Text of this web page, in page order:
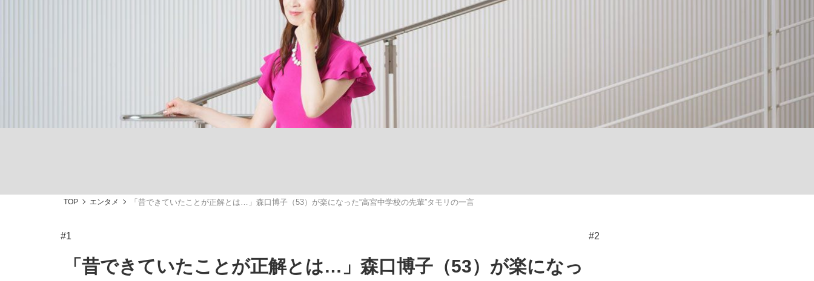
《BTS厳戒トーキョー滞在記》RM→渋谷で飲み会、JIN→伊豆の... 「90%は失敗する。でも…」本田圭佑が初めて明かした日本代表監督に...
日本生まれのK-POPアイドルたち
#三山凌輝 #高市早苗 #森岡毅 #城彰二
#亀和田武
TOP エンタメ 「昔できていたことが正解とは…」森口博子（53）が楽になった“高宮中学校の先輩”タモリの一言
#1 #2
「昔できていたことが正解とは…」森口博子（53）が楽になっ